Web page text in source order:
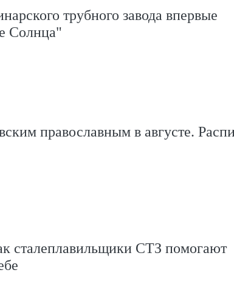
трубного завода впервые
Солнца"
православным в августе.
сталеплавильщики СТЗ помогают